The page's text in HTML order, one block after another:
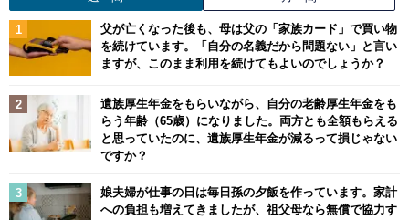
父が亡くなった後も、母は父の「家族カード」で買い物
を続けています。「自分の名義だから問題ない」と言い
ますが、このまま利用を続けてもよいのでしょうか？
遺族厚生年金をもらいながら、自分の老齢厚生年金をも
らう年齢（65歳）になりました。両方とも全額もらえる
と思っていたのに、遺族厚生年金が減るって損じゃない
ですか？
娘夫婦が仕事の日は毎日孫の夕飯を作っています。家計
への負担も増えてきましたが、祖父母なら無償で協力す